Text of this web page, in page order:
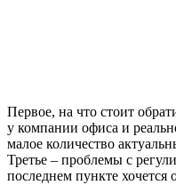
Первое, на что стоит
у компании офиса и
малое количество
Третье – проблемы с
последнем пункте хочется